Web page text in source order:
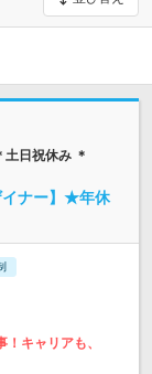
日祝休み ＊
イナー】★年休
キャリアも、